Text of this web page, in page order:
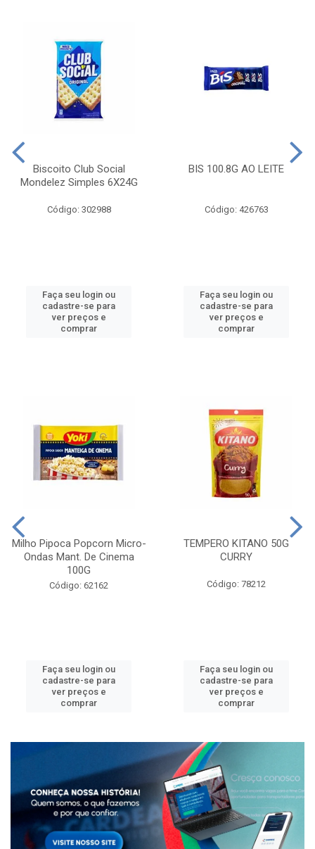
Biscoito Club Social
Mondelez Simples 6X24G
Código: 302988
Faça seu login ou
cadastre-se para
ver preços e
comprar
BIS 100.8G AO LEITE
Código: 426763
Faça seu login ou
cadastre-se para
ver preços e
comprar
Milho Pipoca Popcorn Micro-
Ondas Mant. De Cinema
100G
Código: 62162
Faça seu login ou
cadastre-se para
ver preços e
comprar
TEMPERO KITANO 50G
CURRY
Código: 78212
Faça seu login ou
cadastre-se para
ver preços e
comprar